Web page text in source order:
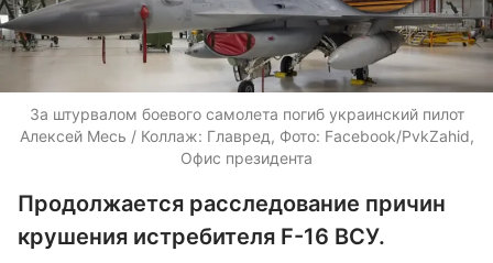
За штурвалом боевого самолета погиб украинский пилот
Алексей Месь / Коллаж: Главред, Фото: Facebook/PvkZahid,
Офис президента
Продолжается расследование причин
крушения истребителя F-16 ВСУ.